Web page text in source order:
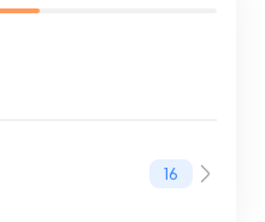
16